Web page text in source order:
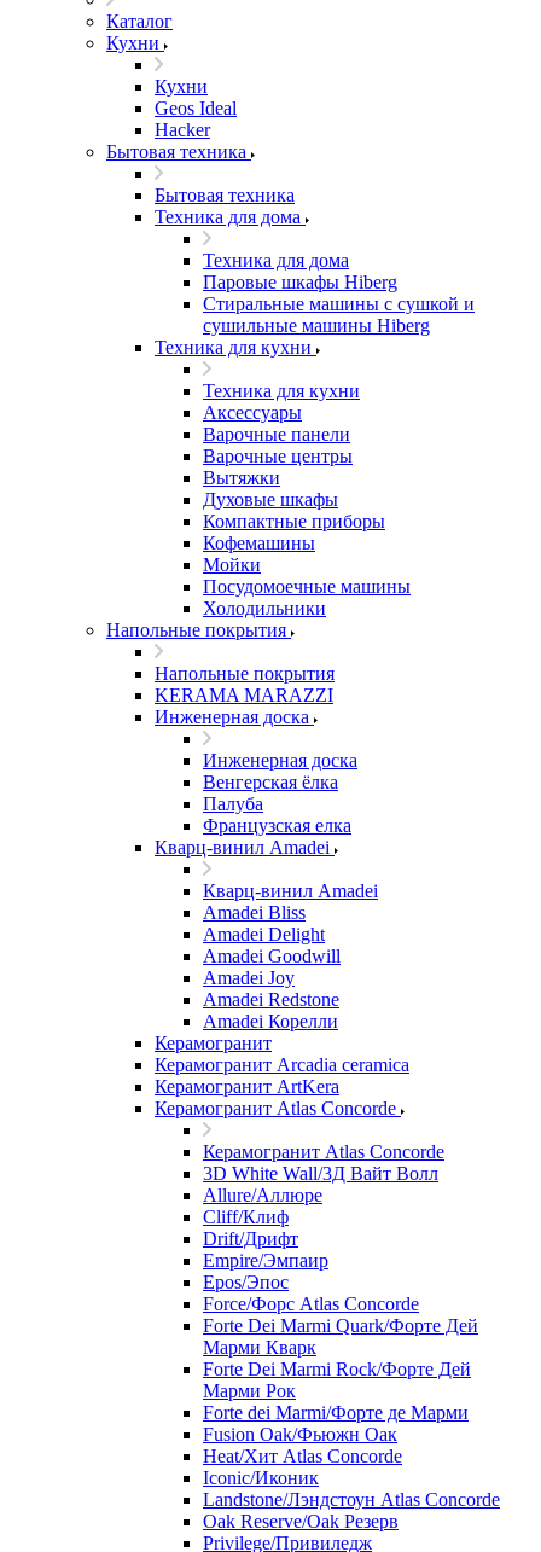
Каталог
Кухни
Кухни
Geos Ideal
Hacker
Бытовая техника
Бытовая техника
Техника для дома
Техника для дома
Паровые шкафы Hiberg
Стиральные машины с сушкой и
сушильные машины Hiberg
Техника для кухни
Техника для кухни
Аксессуары
Варочные панели
Варочные центры
Вытяжки
Духовые шкафы
Компактные приборы
Кофемашины
Мойки
Посудомоечные машины
Холодильники
Напольные покрытия
Напольные покрытия
KERAMA MARAZZI
Инженерная доска
Инженерная доска
Венгерская ёлка
Палуба
Французская елка
Кварц-винил Amadei
Кварц-винил Amadei
Amadei Bliss
Amadei Delight
Amadei Goodwill
Amadei Joy
Amadei Redstone
Amadei Корелли
Керамогранит
Керамогранит Arcadia ceramica
Керамогранит ArtKera
Керамогранит Atlas Concorde
Керамогранит Atlas Concorde
3D White Wall/3Д Вайт Волл
Allure/Аллюрe
Cliff/Клиф
Drift/Дрифт
Empire/Эмпаир
Epos/Эпос
Force/Фoрс Atlas Concorde
Forte Dei Marmi Quark/Форте Дей
Марми Кварк
Forte Dei Marmi Rock/Форте Дей
Марми Рок
Forte dei Marmi/Форте де Марми
Fusion Oak/Фьюжн Оак
Heat/Xит Atlas Concorde
Iconic/Иконик
Landstone/Лэндстоун Atlas Concorde
Oak Reserve/Оak Резepв
Privilege/Привиледж